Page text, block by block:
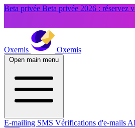
Beta privée Beta privée 2026 : réservez
Oxemis Oxemis
Open main menu
E-mailing SMS Vérifications d'e-mails